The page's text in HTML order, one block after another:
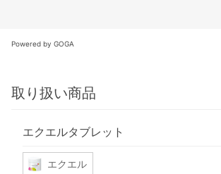
Powered by GOGA
取り扱い商品
エクエルタブレット
エクエル